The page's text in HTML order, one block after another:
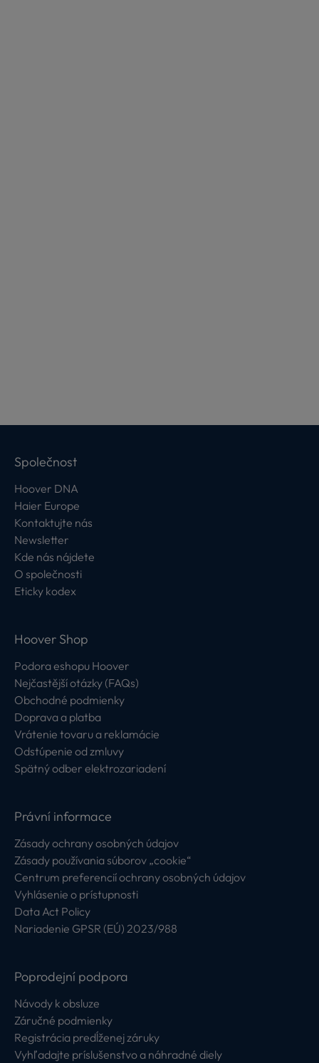
Společnost
Hoover DNA
Haier Europe
Kontaktujte nás
Newsletter
Kde nás nájdete
O společnosti
Eticky kodex
Hoover Shop
Podora eshopu Hoover
Nejčastější otázky (FAQs)
Obchodné podmienky
Doprava a platba
Vrátenie tovaru a reklamácie
Odstúpenie od zmluvy
Spätný odber elektrozariadení
Právní informace
Zásady ochrany osobných údajov
Zásady používania súborov „cookie“
Centrum preferencií ochrany osobných údajov
Vyhlásenie o prístupnosti
Data Act Policy
Nariadenie GPSR (EÚ) 2023/988
Poprodejní podpora
Návody k obsluze
Záručné podmienky
Registrácia predĺženej záruky
Vyhľadajte príslušenstvo a náhradné diely